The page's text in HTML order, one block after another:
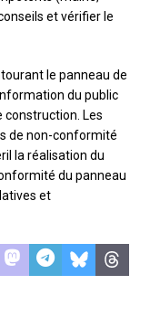
et vérifier le
le panneau de
du public
construction. Les
de non-conformité
la réalisation du
du panneau
et